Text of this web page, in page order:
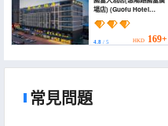
場店) (Guofu Hotel
(Huiyang Road Guofu
Plaza))
4.8 / 5 HKD 169+
常見問題